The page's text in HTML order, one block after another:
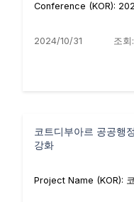
Conference (KOR):
2024/10/31 조
코트디부아르 공공행
강화
Project Name (KOR):